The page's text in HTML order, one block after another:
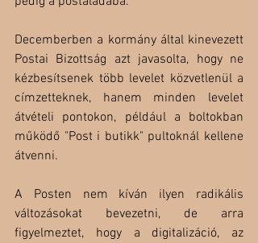
Decemberben a kormány által kinevezett
Postai Bizottság azt javasolta, hogy ne
kézbesítsenek több levelet közvetlenül a
címzetteknek, hanem minden levelet
átvételi pontokon, például a boltokban
működő "Post i butikk" pultoknál kellene
átvenni.
A Posten nem kíván ilyen radikális
változásokat bevezetni, de arra
figyelmeztet, hogy a digitalizáció, az